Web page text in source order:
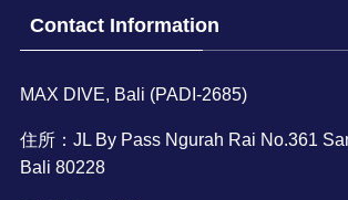
Contact Information
MAX DIVE, Bali (PADI-2685)
住所：JL By Pass Ngurah Rai No.361
Bali 80228